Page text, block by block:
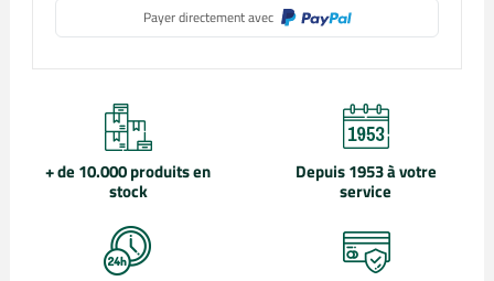
+ de 10.000 produits en
stock
Depuis 1953 à votre
service